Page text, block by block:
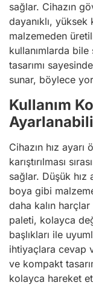
sağlar. Cihazın
dayanıklı,
malzemeden
kullanımlarda bile
tasarımı
sunar, böylece
Kullanım
Cihazın hız
karıştırılması
sağlar. Düşük hız
boya gibi
daha kalın
paleti, kolayca
başlıkları ile
ihtiyaçlara cevap
ve kompakt
kolayca hareket